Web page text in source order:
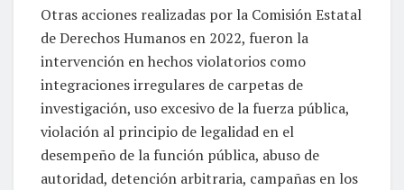
Otras acciones realizadas por la Comisión Estatal
de Derechos Humanos en 2022, fueron la
intervención en hechos violatorios como
integraciones irregulares de carpetas de
investigación, uso excesivo de la fuerza pública,
violación al principio de legalidad en el
desempeño de la función pública, abuso de
autoridad, detención arbitraria, campañas en los